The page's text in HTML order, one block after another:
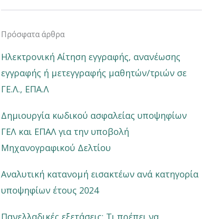
Πρόσφατα άρθρα
Ηλεκτρονική Αίτηση εγγραφής, ανανέωσης
εγγραφής ή μετεγγραφής μαθητών/τριών σε
ΓΕ.Λ., ΕΠΑ.Λ
Δημιουργία κωδικού ασφαλείας υποψηφίων
ΓΕΛ και ΕΠΑΛ για την υποβολή
Μηχανογραφικού Δελτίου
Αναλυτική κατανομή εισακτέων ανά κατηγορία
υποψηφίων έτους 2024
Πανελλαδικές εξετάσεις: Τι πρέπει να